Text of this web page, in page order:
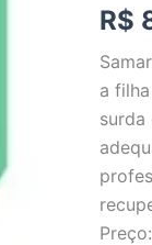
R$
a